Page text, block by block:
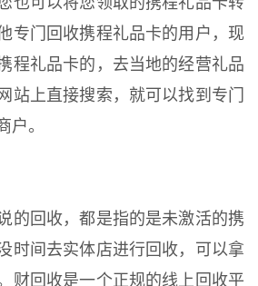
专门回收携程礼品卡的用户，现
程礼品卡的，去当地的经营礼品
站上直接搜索，就可以找到专门
户。
回收，都是指的是未激活的携
时间去实体店进行回收，可以拿
财回收是一个正规的线上回收平